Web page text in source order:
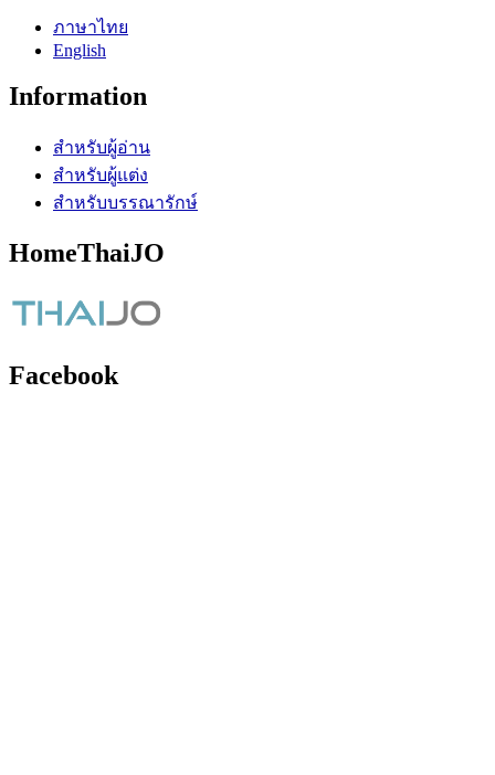
ภาษาไทย
English
Information
สำหรับผู้อ่าน
สำหรับผู้แต่ง
สำหรับบรรณารักษ์
HomeThaiJO
Facebook